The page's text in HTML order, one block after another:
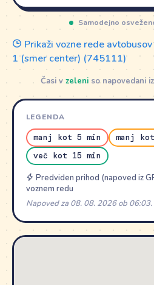
Samodejno
Prikaži vozne rede
1 (smer center) (745111)
Časi v zeleni so napovedani
LEGENDA
manj kot 5 min
manj
več kot 15 min
Predviden prihod (napoved iz
voznem redu
Napoved za 08. 08. 2026 ob 06:03.